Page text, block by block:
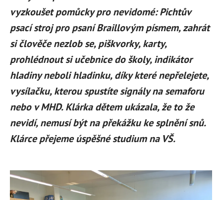
vyzkoušet pomůcky pro nevidomé: Pichtův
psací stroj pro psaní Braillovým písmem, zahrát
si člověče nezlob se, piškvorky, karty,
prohlédnout si učebnice do školy, indikátor
hladiny neboli hladinku, díky které nepřelejete,
vysílačku, kterou spustíte signály na semaforu
nebo v MHD. Klárka dětem ukázala, že to že
nevidí, nemusí být na překážku ke splnění snů.
Klárce přejeme úspěšné studium na VŠ.